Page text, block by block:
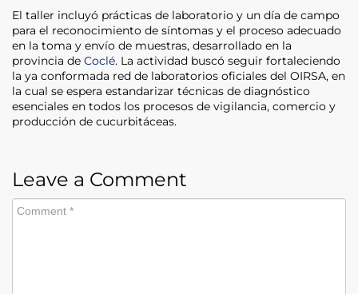
El taller incluyó prácticas de laboratorio y un día de campo
para el reconocimiento de síntomas y el proceso adecuado
en la toma y envío de muestras, desarrollado en la
provincia de Coclé. La actividad buscó seguir fortaleciendo
la ya conformada red de laboratorios oficiales del OIRSA, en
la cual se espera estandarizar técnicas de diagnóstico
esenciales en todos los procesos de vigilancia, comercio y
producción de cucurbitáceas.
Leave a Comment